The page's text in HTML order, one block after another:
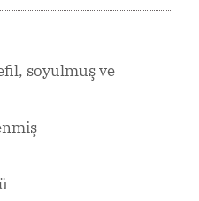
soyulmuş ve